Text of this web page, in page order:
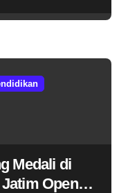
Medali di
Open